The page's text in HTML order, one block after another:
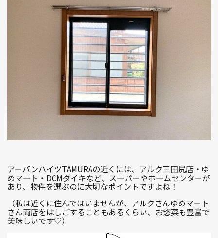
アーバンハイツTAMURAの近くには、アルク三田尻店・ゆ
めマート・DCMダイキなど、スーパーやホームセンターが
あり、物件を選ぶのに大切なポイントですよね！
（私は近くに住んではいませんが、アルクさんゆめマート
さん両店をはしごすることもあるくらい、お惣菜も豊富で
美味しいです♡）